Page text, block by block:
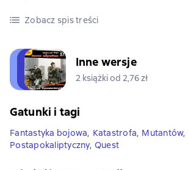
Zobacz spis treści
Inne wersje
2 książki od 2,76 zł
Gatunki i tagi
Fantastyka bojowa, Katastrofa, Mutantów,
Postapokaliptyczny, Quest